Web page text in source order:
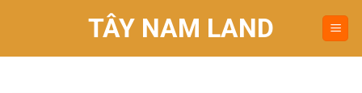
TÂY NAM LAND